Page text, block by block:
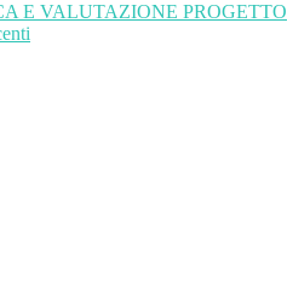
E VALUTAZIONE PROGETTO